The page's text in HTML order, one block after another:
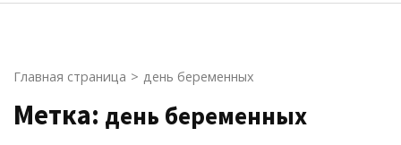
Главная страница > день беременных
Метка: день беременных